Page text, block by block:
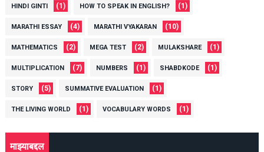
HINDI GINTI (1) HOW TO SPEAK IN ENGLISH? (1)
MARATHI ESSAY (4) MARATHI VYAKARAN (10)
MATHEMATICS (2) MEGA TEST (2) MULAKSHARE (1)
MULTIPLICATION (7) NUMBERS (1) SHABDKODE (1)
STORY (5) SUMMATIVE EVALUATION (1)
THE LIVING WORLD (1) VOCABULARY WORDS (1)
माझ्याबद्दल